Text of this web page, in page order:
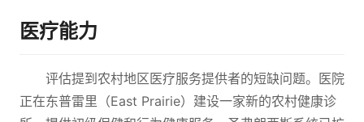
医疗能力
评估提到农村地区医疗服务提供者的短缺问题。医院
正在东普雷里（East Prairie）建设一家新的农村健康诊